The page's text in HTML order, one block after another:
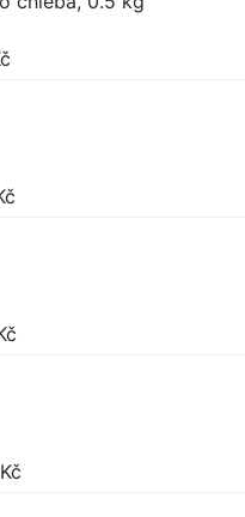
Kč